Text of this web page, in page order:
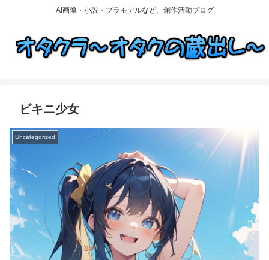
AI画像・小説・プラモデルなど、創作活動ブログ
ビキニ少女
Uncategorized